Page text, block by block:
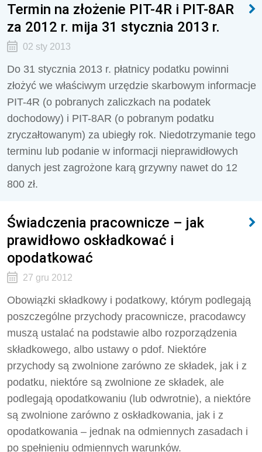
Termin na złożenie PIT-4R i PIT-8AR
za 2012 r. mija 31 stycznia 2013 r.
02 sty 2013
Do 31 stycznia 2013 r. płatnicy podatku powinni
złożyć we właściwym urzędzie skarbowym informacje
PIT-4R (o pobranych zaliczkach na podatek
dochodowy) i PIT-8AR (o pobranym podatku
zryczałtowanym) za ubiegły rok. Niedotrzymanie tego
terminu lub podanie w informacji nieprawidłowych
danych jest zagrożone karą grzywny nawet do 12
800 zł.
Świadczenia pracownicze – jak
prawidłowo oskładkować i
opodatkować
27 gru 2012
Obowiązki składkowy i podatkowy, którym podlegają
poszczególne przychody pracownicze, pracodawcy
muszą ustalać na podstawie albo rozporządzenia
składkowego, albo ustawy o pdof. Niektóre
przychody są zwolnione zarówno ze składek, jak i z
podatku, niektóre są zwolnione ze składek, ale
podlegają opodatkowaniu (lub odwrotnie), a niektóre
są zwolnione zarówno z oskładkowania, jak i z
opodatkowania – jednak na odmiennych zasadach i
po spełnieniu odmiennych warunków.